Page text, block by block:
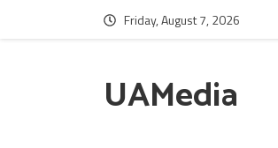
Friday, August 7, 2026
UAMedia